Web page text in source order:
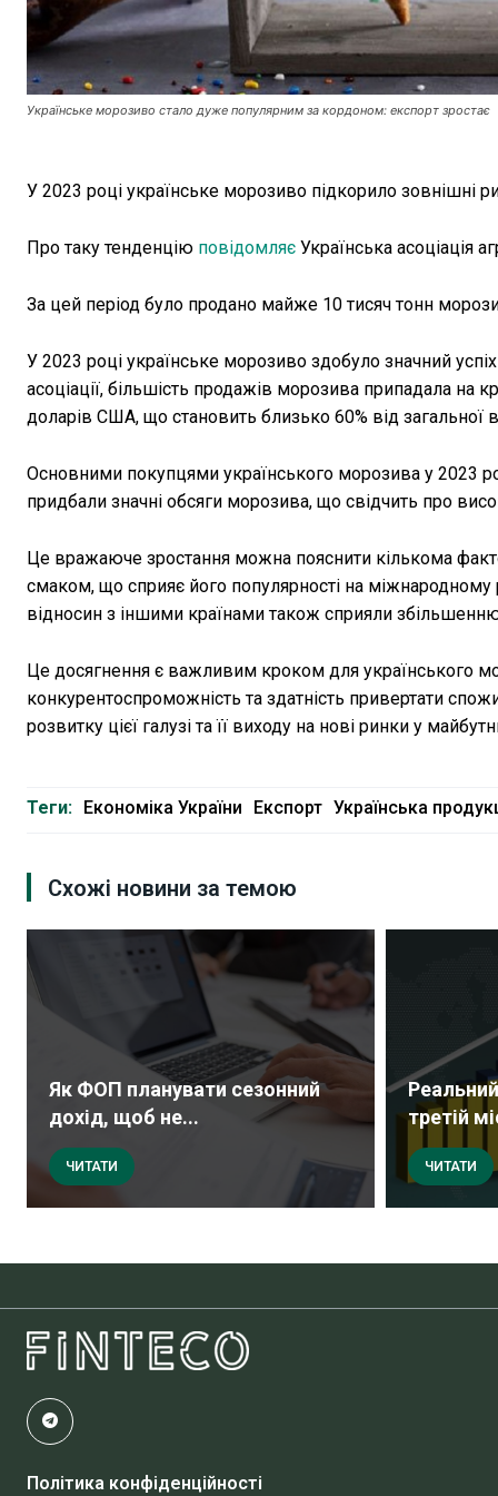
Українське морозиво стало дуже популярним за кордоном: експорт зростає
У 2023 році українське морозиво підкорило зовнішні
Про таку тенденцію повідомляє Українська асоціація
За цей період було продано майже 10 тисяч тонн
У 2023 році українське морозиво здобуло значний
асоціації, більшість продажів морозива припадала на
доларів США, що становить близько 60% від загальної
Основними покупцями українського морозива у 2023
придбали значні обсяги морозива, що свідчить про
Це вражаюче зростання можна пояснити кількома
смаком, що сприяє його популярності на
відносин з іншими країнами також сприяли збільшенню
Це досягнення є важливим кроком для українського
конкурентоспроможність та здатність привертати
розвитку цієї галузі та її виходу на нові ринки у
Теги: Економіка України Експорт Українська
Схожі новини за темою
Як ФОП планувати сезонний
дохід, щоб не...
ЧИТАТИ
третій
ЧИТАТИ
Політика конфіденційності